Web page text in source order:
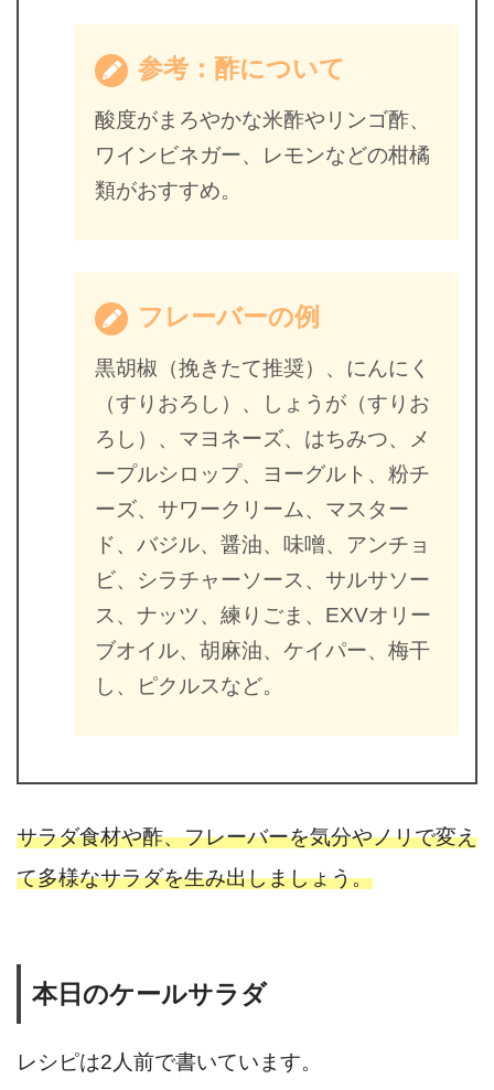
参考：酢について
酸度がまろやかな米酢やリンゴ酢、
ワインビネガー、レモンなどの柑橘
類がおすすめ。
フレーバーの例
黒胡椒（挽きたて推奨）、にんにく
（すりおろし）、しょうが（すりお
ろし）、マヨネーズ、はちみつ、メ
ープルシロップ、ヨーグルト、粉チ
ーズ、サワークリーム、マスター
ド、バジル、醤油、味噌、アンチョ
ビ、シラチャーソース、サルサソー
ス、ナッツ、練りごま、EXVオリー
ブオイル、胡麻油、ケイパー、梅干
し、ピクルスなど。
サラダ食材や酢、フレーバーを気分やノリで変え
て多様なサラダを生み出しましょう。
本日のケールサラダ
レシピは2人前で書いています。